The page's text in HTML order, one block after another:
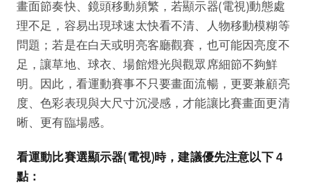
畫面節奏快、鏡頭移動頻繁，若顯示器(電視)動態處
理不足，容易出現球速太快看不清、人物移動模糊等
問題；若是在白天或明亮客廳觀賽，也可能因亮度不
足，讓草地、球衣、場館燈光與觀眾席細節不夠鮮
明。因此，看運動賽事不只要畫面流暢，更要兼顧亮
度、色彩表現與大尺寸沉浸感，才能讓比賽畫面更清
晰、更有臨場感。
看運動比賽選顯示器(電視)時，建議優先注意以下 4
點：